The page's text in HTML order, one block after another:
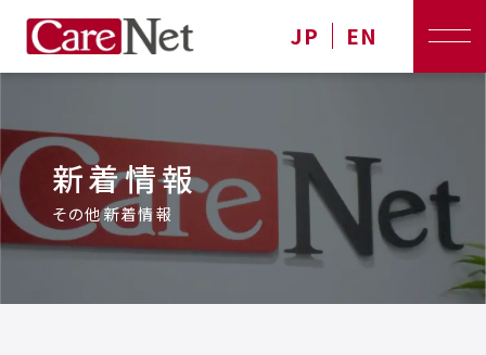
JP EN
新着情報
その他新着情報